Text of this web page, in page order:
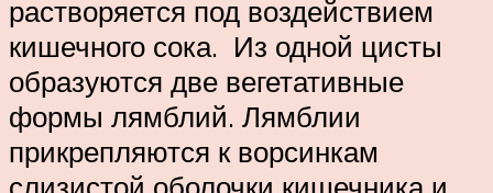
растворяется под воздействием
кишечного сока. Из одной цисты
образуются две вегетативные
формы лямблий. Лямблии
прикрепляются к ворсинкам